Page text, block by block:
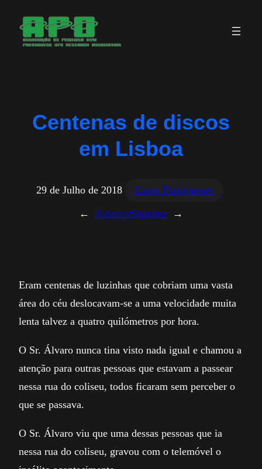
para
Centenas de discos
em Lisboa
29 de Julho de 2018
Casos Portugueses
← AnteriorSeguinte →
Eram centenas de luzinhas que cobriam uma vasta
área do céu deslocavam-se a uma velocidade muita
lenta talvez a quatro quilómetros por hora.
O Sr. Álvaro nunca tina visto nada igual e chamou a
atenção para outras pessoas que estavam a passear
nessa rua do coliseu, todos ficaram sem perceber o
que se passava.
O Sr. Álvaro viu que uma dessas pessoas que ia
nessa rua do coliseu, gravou com o telemóvel o